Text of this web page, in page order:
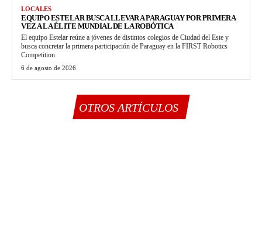
LOCALES
EQUIPO ESTELAR BUSCA LLEVAR A PARAGUAY POR PRIMERA
VEZ A LA ÉLITE MUNDIAL DE LA ROBÓTICA
El equipo Estelar reúne a jóvenes de distintos colegios de Ciudad del Este y
busca concretar la primera participación de Paraguay en la FIRST Robotics
Competition.
6 de agosto de 2026
OTROS ARTÍCULOS